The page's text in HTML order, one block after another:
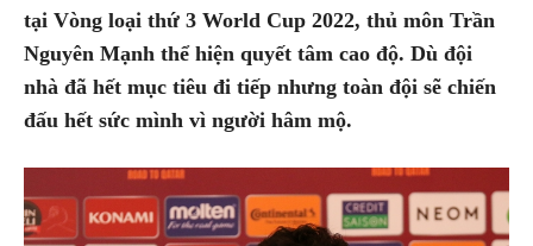
tại Vòng loại thứ 3 World Cup 2022, thủ môn Trần
Nguyên Mạnh thể hiện quyết tâm cao độ. Dù đội
nhà đã hết mục tiêu đi tiếp nhưng toàn đội sẽ chiến
đấu hết sức mình vì người hâm mộ.